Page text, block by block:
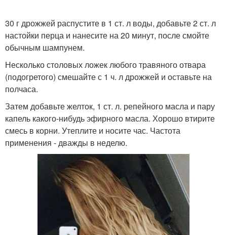
30 г дрожжей распустите в 1 ст. л воды, добавьте 2 ст. л
настойки перца и нанесите на 20 минут, после смойте
обычным шампунем.
Несколько столовых ложек любого травяного отвара
(подогретого) смешайте с 1 ч. л дрожжей и оставьте на
полчаса.
Затем добавьте желток, 1 ст. л. репейного масла и пару
капель какого-нибудь эфирного масла. Хорошо втирите
смесь в корни. Утеплите и носите час. Частота
применения - дважды в неделю.